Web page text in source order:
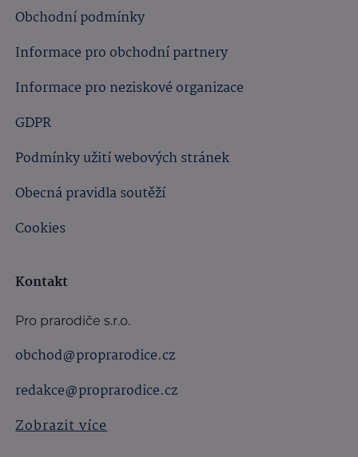
Obchodní podmínky
Informace pro obchodní partnery
Informace pro neziskové organizace
GDPR
Podmínky užití webových stránek
Obecná pravidla soutěží
Cookies
Kontakt
Pro prarodiče s.r.o.
obchod@proprarodice.cz
redakce@proprarodice.cz
Zobrazit více